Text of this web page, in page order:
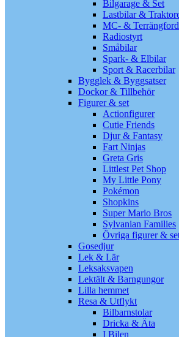
Bilgarage & Set
Lastbilar &
MC- &
Radiostyrt
Småbilar
Spark- & Elbilar
Sport & Racerbilar
Bygglek & Byggsatser
Dockor & Tillbehör
Figurer & set
Actionfigurer
Cutie Friends
Djur & Fantasy
Fart Ninjas
Greta Gris
Littlest Pet Shop
My Little Pony
Pokémon
Shopkins
Super Mario Bros
Sylvanian Families
Övriga figurer &
Gosedjur
Lek & Lär
Leksaksvapen
Lektält & Barngungor
Lilla hemmet
Resa & Utflykt
Bilbarnstolar
Dricka & Äta
I Bilen